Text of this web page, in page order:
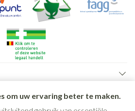
om uw ervaring beter te maken.